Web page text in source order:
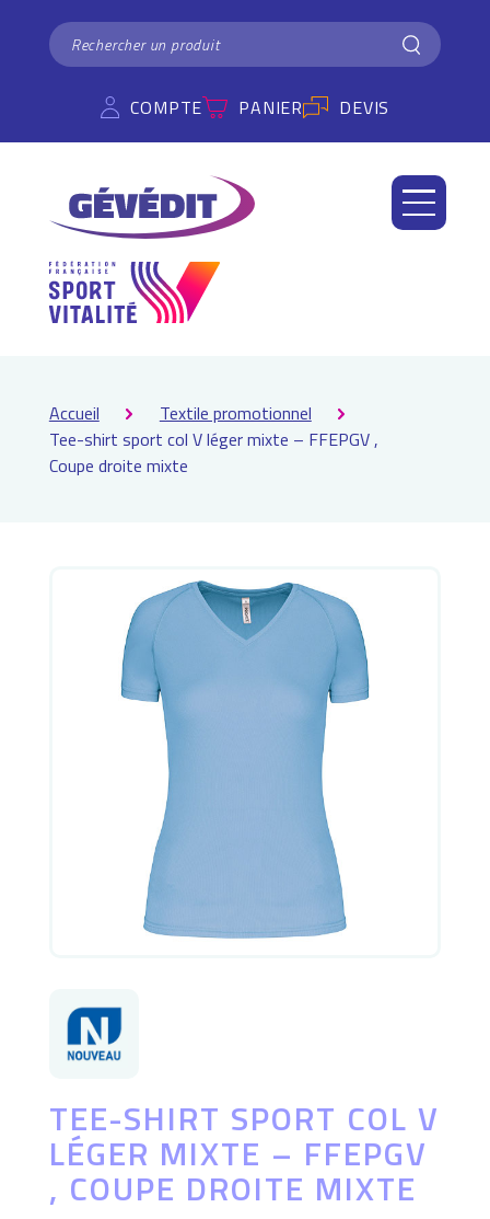
RECHERCHER Rechercher
COMPTE PANIER DEVIS
Accueil
Textile promotionnel
Tee-shirt sport col V léger mixte – FFEPGV ,
Coupe droite mixte
TEE-SHIRT SPORT COL V
LÉGER MIXTE – FFEPGV
, COUPE DROITE MIXTE